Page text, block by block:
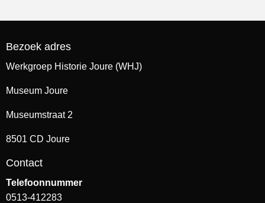
Bezoek adres
Werkgroep Historie Joure (WHJ)
Museum Joure
Museumstraat 2
8501 CD Joure
Contact
Telefoonnummer
0513-412283